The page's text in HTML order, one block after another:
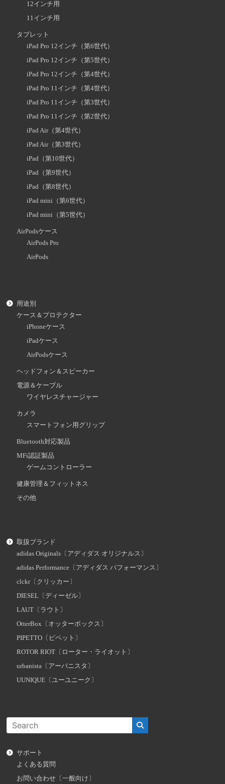
12インチ用
11インチ用
タブレット
iPad Pro 12インチ（第6世代）
iPad Pro 12インチ（第5世代）
iPad Pro 12インチ（第4世代）
iPad Pro 11インチ（第4世代）
iPad Pro 11インチ（第3世代）
iPad Pro 11インチ（第2世代）
iPad Air（第4世代）
iPad Air（第3世代）
iPad（第10世代）
iPad（第9世代）
iPad（第8世代）
iPad mini（第6世代）
iPad mini（第5世代）
AirPodsケース
AirPods Pro
AirPods
用途別
ケース＆プロテクター
iPhoneケース
iPadケース
AirPodsケース
ヘッドフォン＆スピーカー
電源＆ケーブル
ワイヤレスチャージャー
カメラ
スマートフォン用グリップ
Bluetooth対応製品
MFi認証製品
ゲームコントローラー
健康管理＆フィットネス
その他
取扱ブランド
adidas Originals〔アディダス オリジナルス〕
adidas Performance〔アディダス パフォーマンス〕
clckr〔クリッカー〕
DIESEL〔ディーゼル〕
LAUT〔ラウト〕
OtterBox〔オッターボックス〕
PIPETTO〔ピペット〕
ROTOR RIOT〔ローター・ライオット〕
urbanista〔アーバニスタ〕
UUNIQUE〔ユーユニーク〕
サポート
よくある質問
お問い合わせ〔一般向け〕